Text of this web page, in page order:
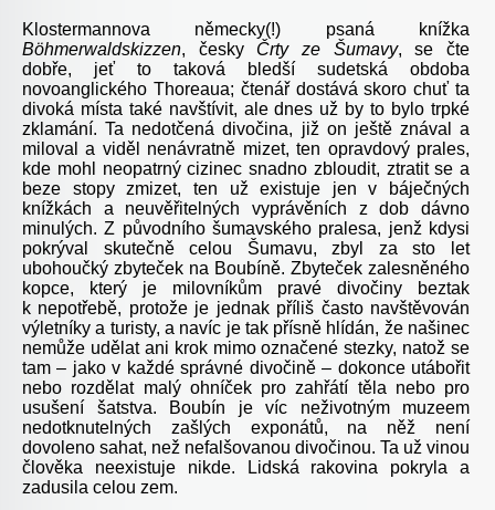
Klostermannova německy(!) psaná knížka
Böhmerwaldskizzen, česky Črty ze Šumavy,
se čte
dobře, jeť to taková bledší sudetská obdoba
novoanglického Thoreaua; čtenář dostává skoro chuť ta
divoká místa také navštívit, ale dnes už by to bylo trpké
zklamání. Ta nedotčená divočina, již on ještě znával a
miloval a viděl nenávratně mizet, ten opravdový prales,
kde mohl neopatrný cizinec snadno zbloudit, ztratit se a
beze stopy zmizet, ten už existuje jen v báječných
knížkách a neuvěřitelných vyprávěních z dob dávno
minulých. Z původního šumavského pralesa, jenž kdysi
pokrýval skutečně celou Šumavu, zbyl za sto let
ubohoučký zbyteček na Boubíně. Zbyteček zalesněného
kopce, který je milovníkům pravé divočiny beztak
k nepotřebě, protože je jednak příliš často navštěvován
výletníky a turisty, a navíc je tak přísně hlídán, že našinec
nemůže udělat ani krok mimo označené stezky, natož se
tam – jako v každé správné divočině – dokonce utábořit
nebo rozdělat malý ohníček pro zahřátí těla nebo pro
usušení šatstva. Boubín je víc neživotným muzeem
nedotknutelných zašlých exponátů, na něž není
dovoleno sahat, než nefalšovanou divočinou. Ta už vinou
člověka neexistuje nikde. Lidská rakovina pokryla a
zadusila celou zem.